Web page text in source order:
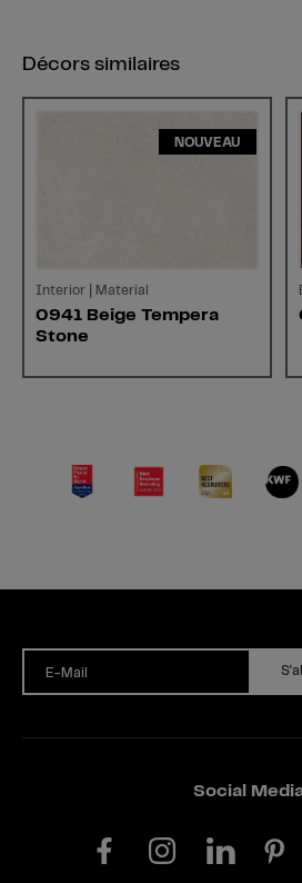
Décors similaires
NOUVEAU
Interior | Material
0941 Beige Tempera
Stone
E-Mail
Social